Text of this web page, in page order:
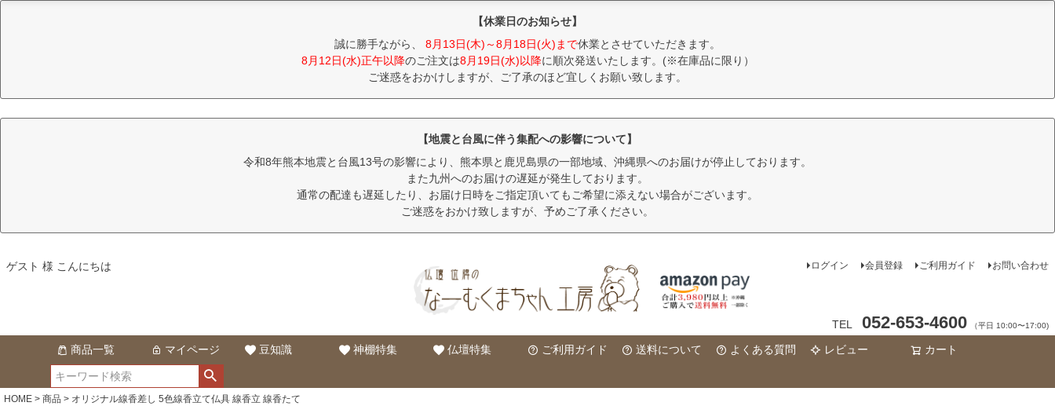
【休業日のお知らせ】
誠に勝手ながら、 8月13日(木)～8月18日(火)まで休業とさせていただきます。
8月12日(水)正午以降のご注文は8月19日(水)以降に順次発送いたします。(※在庫品に限り）
ご迷惑をおかけしますが、ご了承のほど宜しくお願い致します。
【地震と台風に伴う集配への影響について】
令和8年熊本地震と台風13号の影響により、熊本県と鹿児島県の一部地域、沖縄県へのお届けが停止しております。
また九州へのお届けの遅延が発生しております。
通常の配達も遅延したり、お届け日時をご指定頂いてもご希望に添えない場合がございます。
ご迷惑をおかけ致しますが、予めご了承ください。
ゲスト 様 こんにちは ログイン 会員登録 ご利用ガイド お問い合わせ
TEL 052-653-4600 （平日 10:00〜17:00)
商品一覧 マイページ 豆知識 神棚特集 仏壇特集 ご利用ガイド 送料について よくある質問 レビュー カート
HOME 商品 オリジナル線香差し 5色線香立て仏具 線香立 線香たて